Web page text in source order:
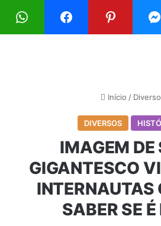
Menu
Início /
DIVERSOS
IMAGEM DE
GIGANTESCO
INTERNAUTAS
SABER SE